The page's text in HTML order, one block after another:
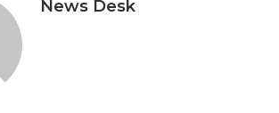
News Desk